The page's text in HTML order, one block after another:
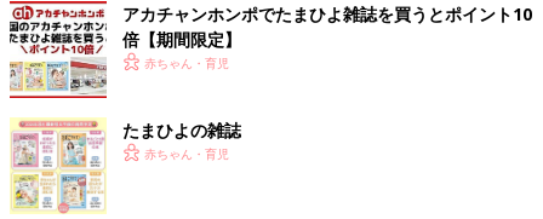
アカチャンホンポでたまひよ雑誌を買うとポイント10
倍【期間限定】
赤ちゃん・育児
たまひよの雑誌
赤ちゃん・育児